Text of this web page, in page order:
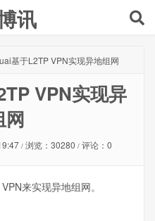
讯
基于L2TP VPN实现异地组网
VPN实现异
网
/ 浏览：30280 / 评论：0
来实现异地组网。